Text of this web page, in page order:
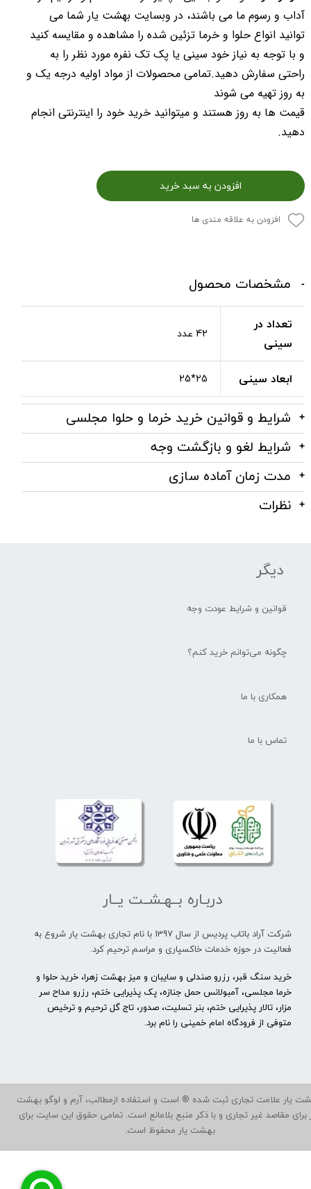
آداب و رسوم ما می باشند، در وبسایت بهشت یار شما می
توانید انواع حلوا و خرما تزئین شده را مشاهده و مقایسه کنید
و با توجه به نیاز خود سینی یا پک تک نفره مورد نظر را به
راحتی سفارش دهید.تمامی محصولات از مواد اولیه درجه یک و
به روز تهیه می شوند
قیمت ها به روز هستند و میتوانید خرید خود را اینترنتی انجام
دهید.
افزودن به سبد خرید
افزودن به علاقه مندی ها
مشخصات محصول
تعداد در
سینی
42 عدد
ابعاد سینی 25*25
شرایط و قوانین خرید خرما و حلوا مجلسی
شرایط لغو و بازگشت وجه
مدت زمان آماده سازی
نظرات
دیگر
قوانین و شرایط عودت وجه
چگونه می‌توانم خرید کنم؟
همکاری با ما
تماس با ما
یار علامت تجاری ثبت شده ® است و استفاده ازمطالب، آرم و لوگو بهشت
برای مقاصد غیر تجاری و با ذکر منبع بلامانع است. تمامی حقوق این سایت برای
بهشت یار محفوظ است.
دربـاره بــهـشــت یــار
شرکت آراد باتاب پردیس از سال 1397 با نام تجاری بهشت یار شروع به
فعالیت در حوزه خدمات خاکسپاری و مراسم ترحیم کرد.
خرید سنگ قبر، رزرو صندلی و سایبان و میز بهشت زهرا، خرید حلوا و
خرما مجلسی، آمبولانس حمل جنازه، پک پذیرایی ختم، رزرو مداح سر
مزار، تالار پذیرایی ختم، بنر تسلیت، صدور، تاج گل ترحیم و ترخیص
متوفی از فرودگاه امام خمینی را نام برد.